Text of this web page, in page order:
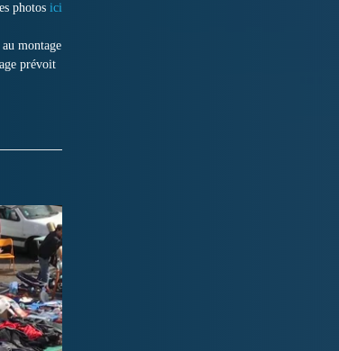
photos ici
montage
prévoit